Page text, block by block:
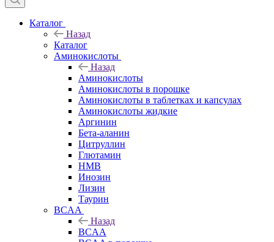
Каталог
Назад
Каталог
Аминокислоты
Назад
Аминокислоты
Аминокислоты в порошке
Аминокислоты в таблетках и капсулах
Аминокислоты жидкие
Аргинин
Бета-аланин
Цитруллин
Глютамин
HMB
Инозин
Лизин
Таурин
BCAA
Назад
BCAA